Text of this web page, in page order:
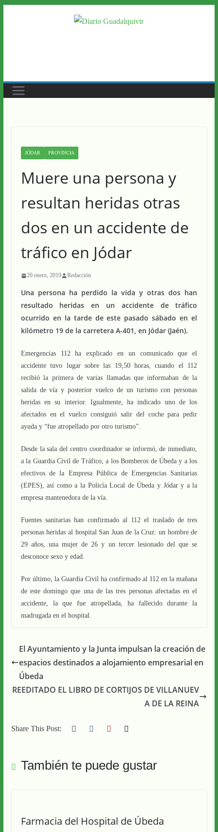
JÓDAR PROVINCIA
Muere una persona y
resultan heridas otras
dos en un accidente de
tráfico en Jódar
20 enero, 2019 Redacción
Una persona ha perdido la vida y otras dos han
resultado heridas en un accidente de tráfico
ocurrido en la tarde de este pasado sábado en el
kilómetro 19 de la carretera A-401, en Jódar (Jaén).
Emergencias 112 ha explicado en un comunicado que el
accidente tuvo lugar sobre las 19,50 horas, cuando el 112
recibió la primera de varias llamadas que informaban de la
salida de vía y posterior vuelco de un turismo con personas
heridas en su interior. Igualmente, ha indicado uno de los
afectados en el vuelco consiguió salir del coche para pedir
ayuda y “fue atropellado por otro turismo”.
Desde la sala del centro coordinador se informó, de inmediato,
a la Guardia Civil de Tráfico, a los Bomberos de Úbeda y a los
efectivos de la Empresa Pública de Emergencias Sanitarias
(EPES), así como a la Policía Local de Úbeda y Jódar y a la
empresa mantenedora de la vía.
Fuentes sanitarias han confirmado al 112 el traslado de tres
personas heridas al hospital San Juan de la Cruz: un hombre de
29 años, una mujer de 26 y un tercer lesionado del que se
desconoce sexo y edad.
Por último, la Guardia Civil ha confirmado al 112 en la mañana
de este domingo que una de las tres personas afectadas en el
accidente, la que fue atropellada, ha fallecido durante la
madrugada en el hospital.
El Ayuntamiento y la Junta impulsan la creación de
espacios destinados a alojamiento empresarial en
Úbeda
REEDITADO EL LIBRO DE CORTIJOS DE VILLANUEV
A DE LA REINA
Share This Post:
También te puede gustar
Farmacia del Hospital de Úbeda